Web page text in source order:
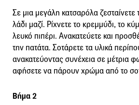
Σε μια μεγάλη κατσαρόλα ζεσταίνετε
λάδι μαζί. Ρίχνετε το κρεμμύδι, το
λευκό πιπέρι. Ανακατεύετε και
την πατάτα. Σοτάρετε τα υλικά
ανακατεύοντας συνέχεια σε μέτρια
αφήσετε να πάρουν χρώμα από το
Βήμα 2